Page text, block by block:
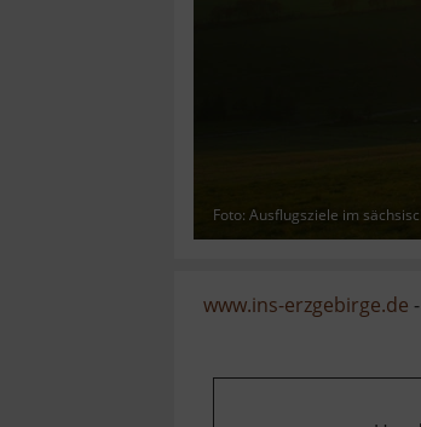
Foto: Ausflugsziele im
www.ins-erzgebirge.de -